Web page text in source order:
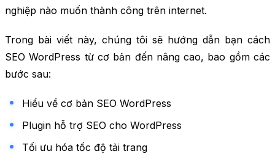
nghiệp nào muốn thành công trên internet.
Trong bài viết này, chúng tôi sẽ hướng dẫn bạn cách
SEO WordPress từ cơ bản đến nâng cao, bao gồm các
bước sau:
Hiểu về cơ bản SEO WordPress
Plugin hỗ trợ SEO cho WordPress
Tối ưu hóa tốc độ tải trang